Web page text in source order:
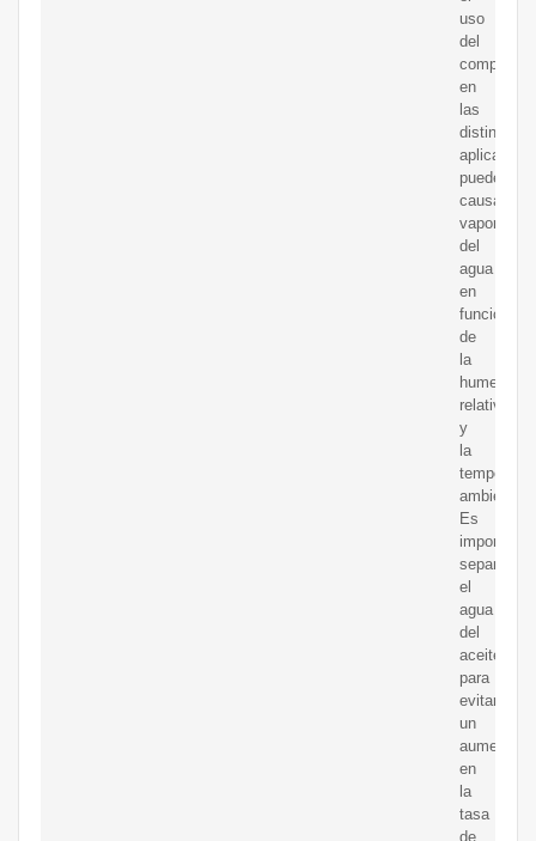
uso
del
compresor
en
las
distintas
puede
causar
del
agua
en
función
de
la
humedad
relativa
y
la
ambiente.
Es
importante
separar
el
agua
del
aceite
para
evitar
un
aumento
en
la
tasa
de